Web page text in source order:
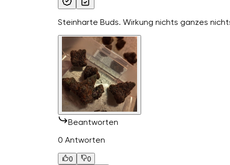
Steinharte Buds. Wirkung nichts ganzes
Beantworten
0 Antworten
0
0